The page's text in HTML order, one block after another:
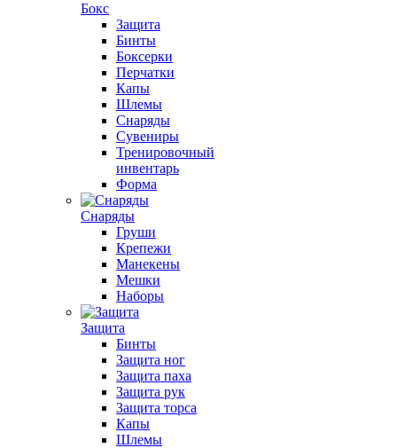
Бокс
Защита
Бинты
Боксерки
Перчатки
Капы
Шлемы
Снаряды
Сувениры
Тренировочный
инвентарь
Форма
Снаряды
Груши
Крепежи
Манекены
Мешки
Наборы
Защита
Бинты
Защита ног
Защита паха
Защита рук
Защита торса
Капы
Шлемы